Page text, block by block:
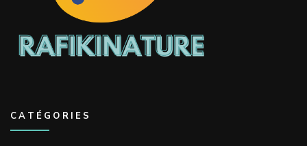
CATÉGORIES